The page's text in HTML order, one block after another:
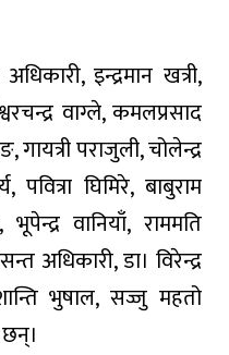
इन्द्रमान खत्री,
वाग्ले, कमलप्रसाद
पराजुली, चोलेन्द्र
घिमिरे, बाबुराम
वानियाँ, राममति
अधिकारी, डा। विरेन्द्र
भुषाल, सज्जु महतो